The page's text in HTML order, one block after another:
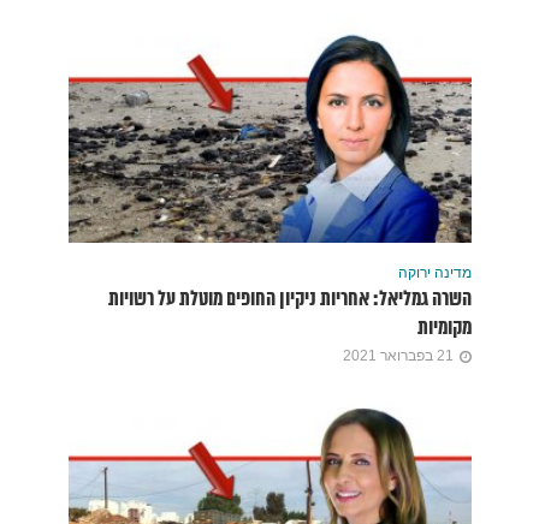
מדינה ירוקה
השרה גמליאל: אחריות ניקיון החופים מוטלת על רשויות
מקומיות
21 בפברואר 2021